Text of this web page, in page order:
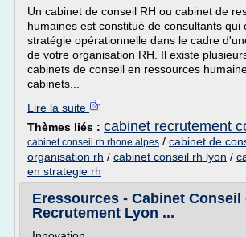
Un cabinet de conseil RH ou cabinet de
humaines est constitué de consultants qui
stratégie opérationnelle dans le cadre
de votre organisation RH. Il existe
cabinets de conseil en ressources
cabinets...
Lire la suite
Thèmes liés : cabinet recrutement
cabinet conseil rh rhone alpes / cabinet de
organisation rh / cabinet conseil rh lyon /
en strategie rh
Eressources - Cabinet Conseil
Recrutement Lyon ...